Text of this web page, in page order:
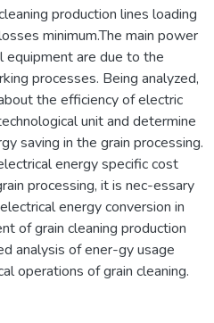
production lines loading
minimum.The main power
equipment are due to the
processes. Being analyzed,
the efficiency of electric
unit and determine
saving in the grain processing.
energy specific cost
processing, it is nec-essary
energy conversion in
of grain cleaning production
analysis of ener-gy usage
operations of grain cleaning.